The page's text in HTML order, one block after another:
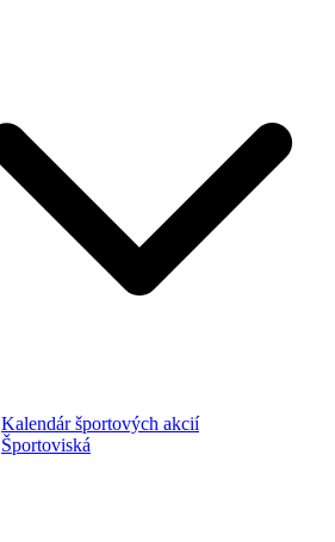
Kalendár športových akcií
Športoviská